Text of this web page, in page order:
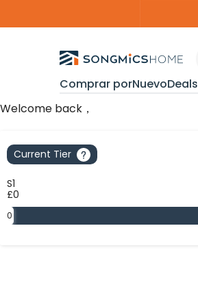
Comprar porNuevoDeals
Welcome back，
Current Tier
S1
£0
0